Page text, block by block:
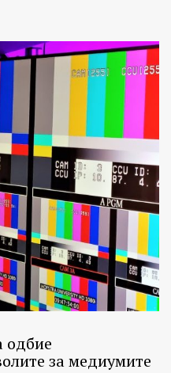
за медиумите